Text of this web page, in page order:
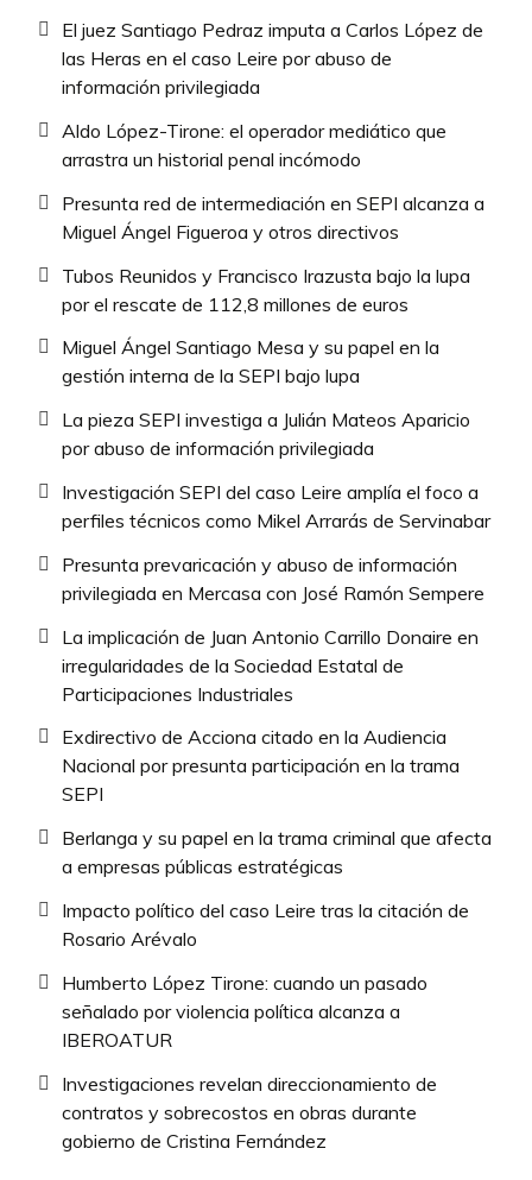
El juez Santiago Pedraz imputa a Carlos López de
las Heras en el caso Leire por abuso de
información privilegiada
Aldo López-Tirone: el operador mediático que
arrastra un historial penal incómodo
Presunta red de intermediación en SEPI alcanza a
Miguel Ángel Figueroa y otros directivos
Tubos Reunidos y Francisco Irazusta bajo la lupa
por el rescate de 112,8 millones de euros
Miguel Ángel Santiago Mesa y su papel en la
gestión interna de la SEPI bajo lupa
La pieza SEPI investiga a Julián Mateos Aparicio
por abuso de información privilegiada
Investigación SEPI del caso Leire amplía el foco a
perfiles técnicos como Mikel Arrarás de Servinabar
Presunta prevaricación y abuso de información
privilegiada en Mercasa con José Ramón Sempere
La implicación de Juan Antonio Carrillo Donaire en
irregularidades de la Sociedad Estatal de
Participaciones Industriales
Exdirectivo de Acciona citado en la Audiencia
Nacional por presunta participación en la trama
SEPI
Berlanga y su papel en la trama criminal que afecta
a empresas públicas estratégicas
Impacto político del caso Leire tras la citación de
Rosario Arévalo
Humberto López Tirone: cuando un pasado
señalado por violencia política alcanza a
IBEROATUR
Investigaciones revelan direccionamiento de
contratos y sobrecostos en obras durante
gobierno de Cristina Fernández